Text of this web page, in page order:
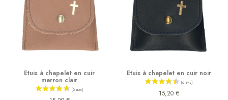
Etuis à chapelet en cuir
marron clair
Etuis à chapelet en cuir noir
15,20 €